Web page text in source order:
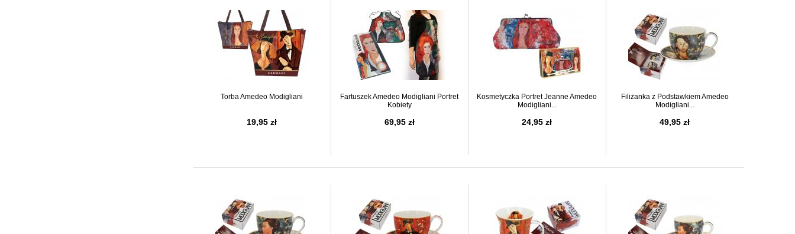
Torba Amedeo Modigliani
19,95 zł
Fartuszek Amedeo Modigliani Portret
Kobiety
69,95 zł
Kosmetyczka Portret Jeanne Amedeo
Modigliani...
24,95 zł
Filiżanka z Podstawkiem Amedeo
Modigliani...
49,95 zł